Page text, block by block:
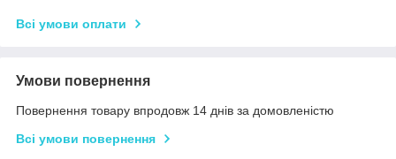
Всі умови оплати
Умови повернення
Повернення товару впродовж 14 днів за домовленістю
Всі умови повернення